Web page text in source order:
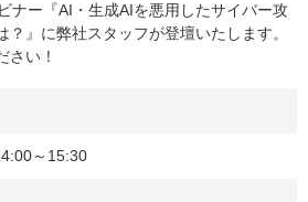
ナー『AI・生成AIを悪用したサイバー攻
』に弊社スタッフが登壇いたします。
さい！
～15:30